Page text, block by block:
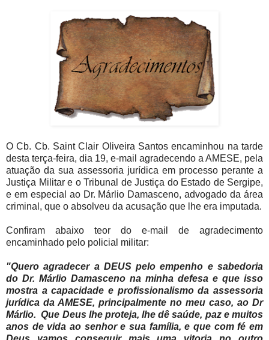
O Cb. Cb. Saint Clair Oliveira Santos encaminhou na tarde
desta terça-feira, dia 19, e-mail agradecendo a AMESE, pela
atuação da sua assessoria jurídica em processo perante a
Justiça Militar e o Tribunal de Justiça do Estado de Sergipe,
e em especial ao Dr. Márlio Damasceno, advogado da área
criminal, que o absolveu da acusação que lhe era imputada.
Confiram abaixo teor do e-mail de agradecimento
encaminhado pelo policial militar:
"Quero agradecer a DEUS pelo empenho e sabedoria
do Dr. Márlio Damasceno na minha defesa e que isso
mostra a capacidade e profissionalismo da assessoria
jurídica da AMESE, principalmente no meu caso, ao Dr
Márlio. Que Deus lhe proteja, lhe dê saúde, paz e muitos
anos de vida ao senhor e sua família, e que com fé em